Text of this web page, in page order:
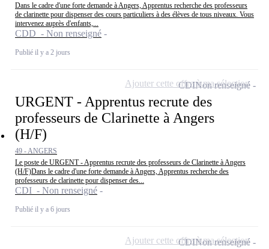
Dans le cadre d'une forte demande à Angers, Apprentus recherche des professeurs
de clarinette pour dispenser des cours particuliers à des élèves de tous niveaux. Vous
intervenez auprès d'enfants,...
CDD - Non renseigné
Publié il y a 2 jours
URGENT - Apprentus recrute des
professeurs de Clarinette à Angers
(H/F)
49 - ANGERS
Le poste de URGENT - Apprentus recrute des professeurs de Clarinette à Angers
(H/F)Dans le cadre d'une forte demande à Angers, Apprentus recherche des
professeurs de clarinette pour dispenser des...
CDI - Non renseigné
Publié il y a 6 jours
CDINon renseigné
Ajouter cette offre à ma sélection
CDINon renseigné
Ajouter cette offre à ma sélection